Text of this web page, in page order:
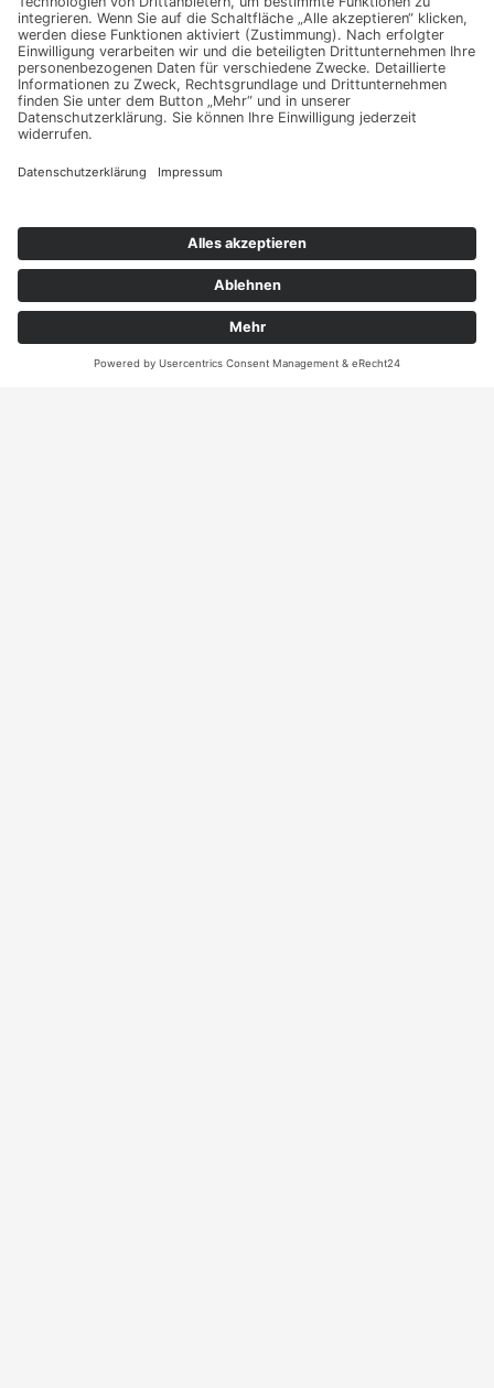
ANRUFEN KARTE
Haben Sie weitere Fragen an uns?
Nehmen Sie mit uns
Kontakt auf und erhalten
sie Ihr persönliches
Angebot